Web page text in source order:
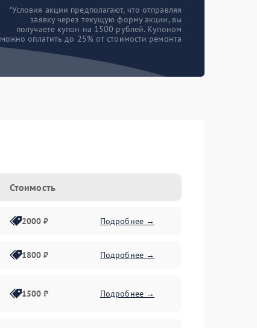
*Условия акции предполагают, что отправляя
заявку через текущую форму акции, вы
получаете купон на 1500 рублей. Купоном
можно оплатить до 25% от стоимости ремонта
Стоимость
2000 ₽ Подробнее →
1800 ₽ Подробнее →
1500 ₽ Подробнее →